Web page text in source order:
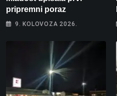
pripremni poraz
9. KOLOVOZA 2026.